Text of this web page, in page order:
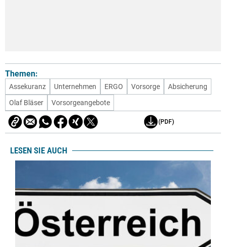
Themen:
Assekuranz Unternehmen ERGO Vorsorge
Absicherung
Olaf Bläser
Vorsorgeangebote
(PDF)
LESEN SIE AUCH